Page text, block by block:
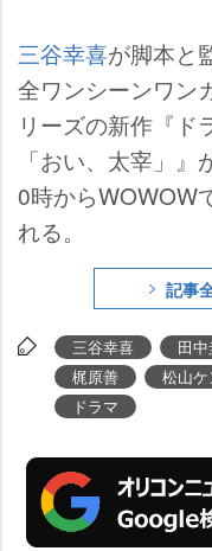
三谷幸喜が脚本と
全ワンシーンワン
リーズの新作『ド
「おい、太宰」』
0時からWOWOW
れる。
記事
三谷幸喜 田中
梶原善
松山
ドラマ